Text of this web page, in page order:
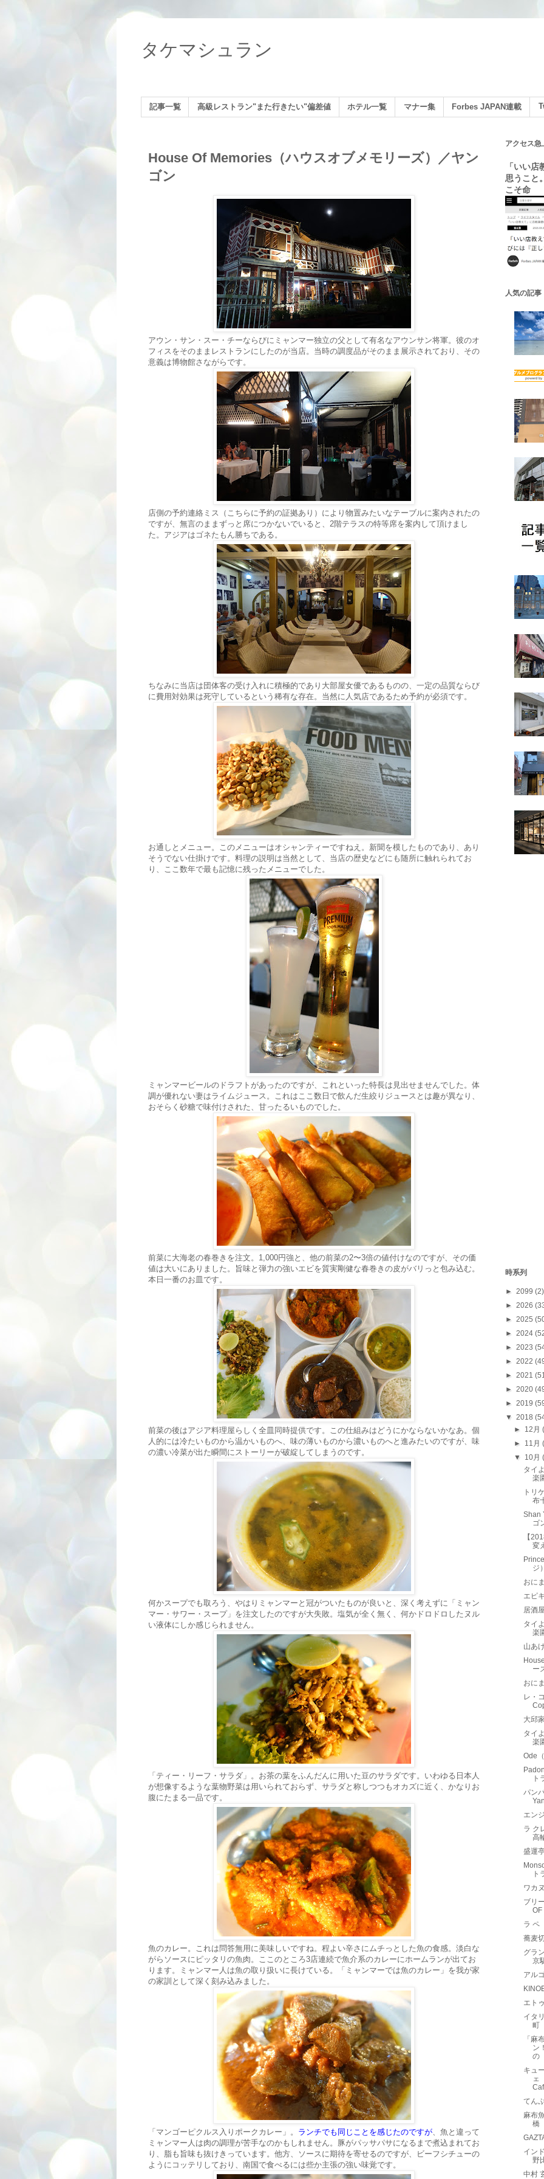
タケマシュラン
記事一覧 高級レストラン"また行きたい"偏差値 ホテル一覧 マナー集 Forbes JAPAN連載
House Of Memories（ハウスオブメモリーズ）／ヤン
ゴン
アウン・サン・スー・チーならびにミャンマー独立の父として有名なアウンサン将軍。彼のオ
フィスをそのままレストランにしたのが当店。当時の調度品がそのまま展示されており、その
意義は博物館さながらです。
店側の予約連絡ミス（こちらに予約の証拠あり）により物置みたいなテーブルに案内されたの
ですが、無言のままずっと席につかないでいると、2階テラスの特等席を案内して頂けまし
た。アジアはゴネたもん勝ちである。
ちなみに当店は団体客の受け入れに積極的であり大部屋女優であるものの、一定の品質ならび
に費用対効果は死守しているという稀有な存在。当然に人気店であるため予約が必須です。
お通しとメニュー。このメニューはオシャンティーですねえ。新聞を模したものであり、あり
そうでない仕掛けです。料理の説明は当然として、当店の歴史などにも随所に触れられてお
り、ここ数年で最も記憶に残ったメニューでした。
ミャンマービールのドラフトがあったのですが、これといった特長は見出せませんでした。体
調が優れない妻はライムジュース。これはここ数日で飲んだ生絞りジュースとは趣が異なり、
おそらく砂糖で味付けされた、甘ったるいものでした。
前菜に大海老の春巻きを注文。1,000円強と、他の前菜の2〜3倍の値付けなのですが、その価
値は大いにありました。旨味と弾力の強いエビを質実剛健な春巻きの皮がバリっと包み込む。
本日一番のお皿です。
前菜の後はアジア料理屋らしく全皿同時提供です。この仕組みはどうにかならないかなあ。個
人的には冷たいものから温かいものへ、味の薄いものから濃いものへと進みたいのですが、味
の濃い冷菜が出た瞬間にストーリーが破綻してしまうのです。
何かスープでも取ろう、やはりミャンマーと冠がついたものが良いと、深く考えずに「ミャン
マー・サワー・スープ」を注文したのですが大失敗。塩気が全く無く、何かドロドロしたヌル
い液体にしか感じられません。
「ティー・リーフ・サラダ」。お茶の葉をふんだんに用いた豆のサラダです。いわゆる日本人
が想像するような葉物野菜は用いられておらず、サラダと称しつつもオカズに近く、かなりお
腹にたまる一品です。
魚のカレー。これは問答無用に美味しいですね。程よい辛さにムチっとした魚の食感。淡白な
がらソースにピッタリの魚肉。ここのところ3店連続で魚介系のカレーにホームランが出てお
ります。ミャンマー人は魚の取り扱いに長けている。「ミャンマーでは魚のカレー」を我が家
の家訓として深く刻み込みました。
「マンゴーピクルス入りポークカレー」。 ランチでも同じことを感じたのですが 、魚と違って
ミャンマー人は肉の調理が苦手なのかもしれません。豚がパッサパサになるまで煮込まれてお
り、脂も旨味も抜けきっています。他方、ソースに期待を寄せるのですが、ビーフシチューの
ようにコッテリしており、南国で食べるには些か主張の強い味覚です。
アクセス急
「いい
思うこと
こそ命
人気の記事
時系列
► 2099 (2)
► 2026
► 2025
► 2024
► 2023
► 2022
► 2021
► 2020
► 2019
▼ 2018
► 12月
► 11月
▼ 10月
タイ
楽
トリ
布
Shan
ゴ
【
変
ジ
おに
エピ
居酒
タイ
楽
山あ
ー
おに
レ・
大邱
タイ
楽
Ode
ト
パン
エン
ラ ク
高
盛運
ト
ワカ
ブリ
OF
ラ ペ
蕎麦
グラ
京
アル
エト
イタ
町
「麻
ン
の
キュ
ェ
てん
麻布
橋
イン
野
中村